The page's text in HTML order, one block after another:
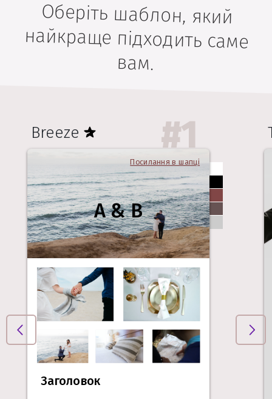
Оберіть шаблон, який
найкраще підходить саме
вам.
Breeze #1
Посилання в шапці
A & B
Заголовок